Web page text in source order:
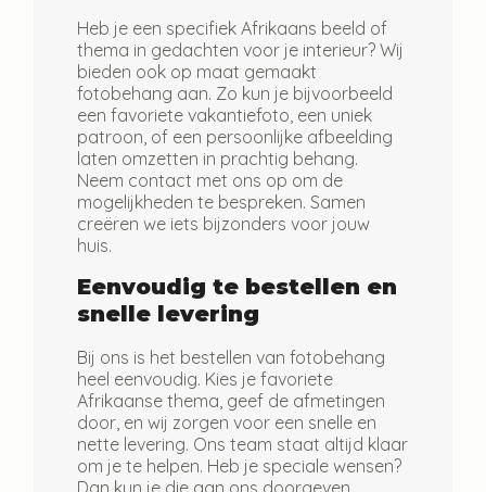
Heb je een specifiek Afrikaans beeld of
thema in gedachten voor je interieur? Wij
bieden ook op maat gemaakt
fotobehang aan. Zo kun je bijvoorbeeld
een favoriete vakantiefoto, een uniek
patroon, of een persoonlijke afbeelding
laten omzetten in prachtig behang.
Neem contact met ons op om de
mogelijkheden te bespreken. Samen
creëren we iets bijzonders voor jouw
huis.
Eenvoudig te bestellen en
snelle levering
Bij ons is het bestellen van fotobehang
heel eenvoudig. Kies je favoriete
Afrikaanse thema, geef de afmetingen
door, en wij zorgen voor een snelle en
nette levering. Ons team staat altijd klaar
om je te helpen. Heb je speciale wensen?